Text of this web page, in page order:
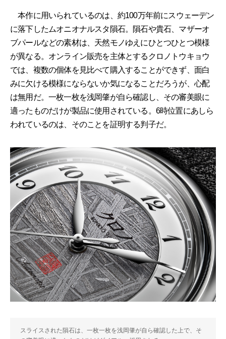
本作に用いられているのは、約100万年前にスウェーデン
に落下したムオニオナルスタ隕石。隕石や貴石、マザーオ
ブパールなどの素材は、天然モノゆえにひとつひとつ模様
が異なる。オンライン販売を主体とするクロノトウキョウ
では、複数の個体を見比べて購入することができず、面白
みに欠ける模様にならないか気になることだろうが、心配
は無用だ。一枚一枚を浅岡肇が自ら確認し、その審美眼に
適ったものだけが製品に使用されている。6時位置にあしら
われているのは、そのことを証明する判子だ。
スライスされた隕石は、一枚一枚を浅岡肇が自ら確認した上で、そ